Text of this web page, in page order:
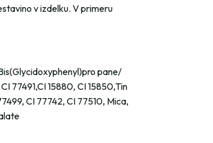
v izdelku. V primeru
pane/
77491,CI 15880, CI 15850,Tin
CI 77742, CI 77510, Mica,